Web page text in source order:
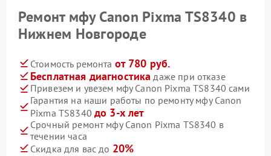
Ремонт мфу Canon Pixma TS8340 в
Нижнем Новгороде
Стоимость ремонта от 780 руб.
Бесплатная диагностика даже при отказе
Привезем и увезем мфу Canon Pixma TS8340 сами
Гарантия на наши работы по ремонту мфу Canon
Pixma TS8340 до 3-х лет
Срочный ремонт мфу Canon Pixma TS8340 в
течении часа
Скидка для вас до 20%